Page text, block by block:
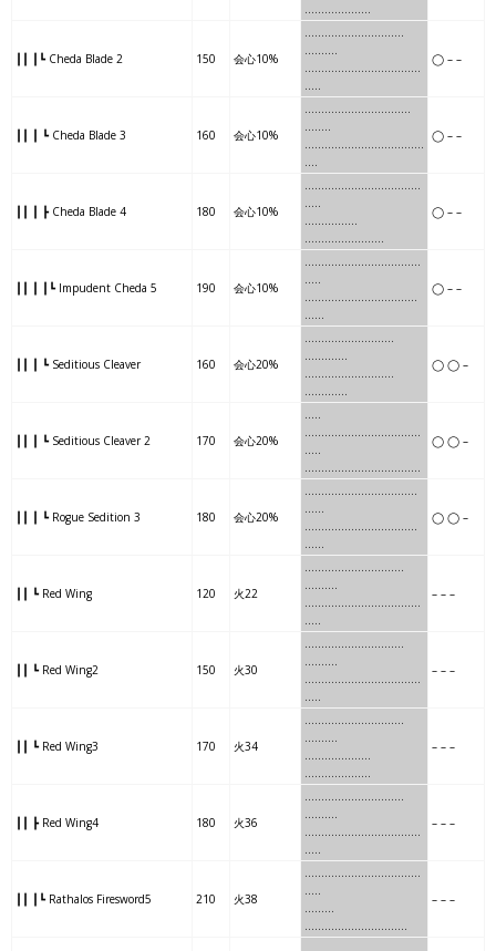
………………..
┃┃ ┃┗ Cheda Blade 2 150 会心10%
……………….………..
……….
……………….…………….
…..
◯ – –
┃┃ ┃ ┗ Cheda Blade 3 160 会心10%
……….………………….
……..
……….………………….….
….
◯ – –
┃┃ ┃ ┣ Cheda Blade 4 180 会心10%
…………….……………….
…..
…………….
……………………
◯ – –
┃┃ ┃ ┃┗ Impudent Cheda 5 190 会心10%
…….…..…….……….…...
…..
…….…..…….……….…..
……
◯ – –
┃┃ ┃ ┗ Seditious Cleaver 160 会心20%
……………..……….
………….
……………..……….
………….
◯ ◯ –
┃┃ ┃ ┗ Seditious Cleaver 2 170 会心20%
…..
……………………………..
…..
……………………………..
◯ ◯ –
┃┃ ┃ ┗ Rogue Sedition 3 180 会心20%
…………………………….
……
…………………………….
……
◯ ◯ –
┃┃ ┗ Red Wing 120 火22
………………..……….
……….
………………..…………...
…..
– – –
┃┃ ┗ Red Wing2 150 火30
…………...…….……..
……….
…………...…….………….
…..
– – –
┃┃ ┗ Red Wing3 170 火34
…….………….……….
……….
…….………….
………………..
– – –
┃┃ ┣ Red Wing4 180 火36
…….……..…………...
……….
…….……..…………..…...
…..
– – –
┃┃ ┃┗ Rathalos Firesword5 210 火38
…..….……………………..
…..
…..….
………………………….
– – –